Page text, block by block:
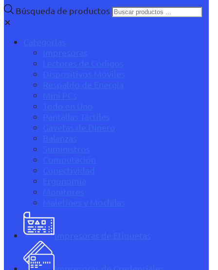
Búsqueda de productos
✕
Categorías
Impresoras
Lectores de Códigos
Dispositivos Móviles
Respaldo de Energía
Mini PCs
Todo en Uno
Pantallas Táctiles
Gavetas de Dinero
Balanzas
Suministros
Computación
Conectividad
Ergonomía
Monitores
Maletines y Mochilas
Impresoras de Etiquetas